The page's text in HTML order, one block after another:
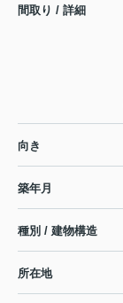
間取り / 詳細
向き
築年月
種別 / 建物構造
所在地